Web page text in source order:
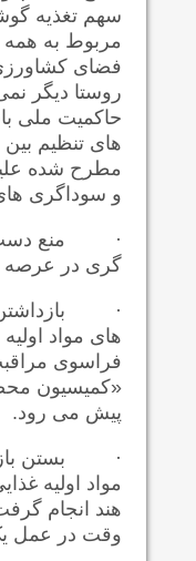
سهم تغذیه
مربوط به همه
فضای
روستا دیگر
حاکمیت ملی
های تنظیم بین
مطرح شده
و سوداگری
· منع
گری در عرصه
·
های مواد
فراسوی
«کمیسیون
پیش می رود.
· بستن
مواد اولیه
هند انجام
وقت در عمل